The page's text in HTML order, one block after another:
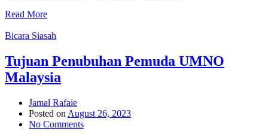
Read More
Bicara Siasah
Tujuan Penubuhan Pemuda UMNO
Malaysia
Jamal Rafaie
Posted on August 26, 2023
No Comments